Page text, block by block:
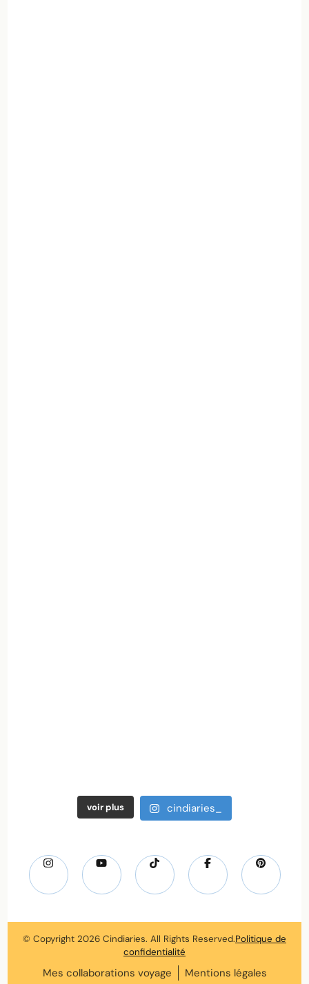
voir plus cindiaries_
© Copyright 2026 Cindiaries. All Rights Reserved.Politique de
confidentialité
Mes collaborations voyage Mentions légales